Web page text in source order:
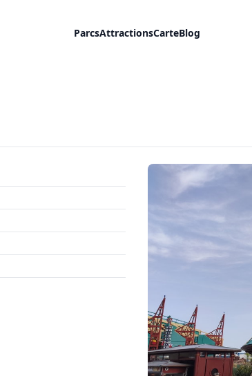
ParcsAttractionsCarteBlog